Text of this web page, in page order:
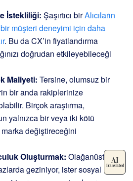
İstekliliği: Şaşırtıcı birAlıcıların
bir müşteri deneyimi için daha
. Bu da CX’in fiyatlandırma
doğrudan etkileyebileceği
Maliyeti: Tersine, olumsuz bir
bir anda rakiplerinize
Birçok araştırma,
yalnızca bir veya iki kötü
değiştireceğini
Oluşturmak: Olağanüstü
geziniyor, ister sosyal